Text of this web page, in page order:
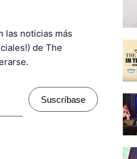
las noticias más
de The
Suscríbase